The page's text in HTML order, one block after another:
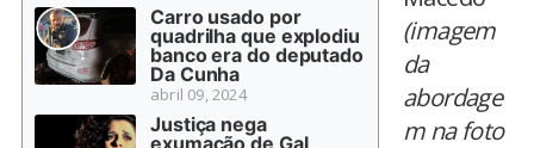
Carro usado por
quadrilha que explodiu
banco era do deputado
Da Cunha
abril 09, 2024
Justiça nega
(imagem
da
abordage
m na foto